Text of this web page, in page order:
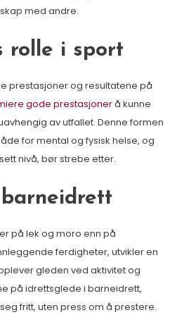
med andre.
rolle i sport
prestasjoner og resultatene på
gode prestasjonerå kunne
av utfallet. Denne formen
for mental og fysisk helse, og
nivå, bør strebe etter.
på lek og moro enn på
ferdigheter, utvikler en
gleden ved aktivitet og
på idrettsglede i barneidrett,
fritt, uten press om å prestere.